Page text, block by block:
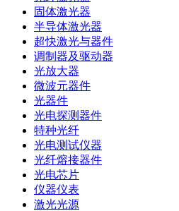
固体激光器
半导体激光器
超快激光与器件
调制器及驱动器
光放大器
微波元器件
光器件
光电探测器件
特种光纤
光电测试仪器
光纤熔接器件
光电芯片
仪器仪表
激光光源